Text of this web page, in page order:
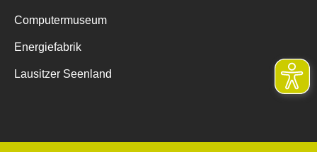
Computermuseum
Energiefabrik
Lausitzer Seenland